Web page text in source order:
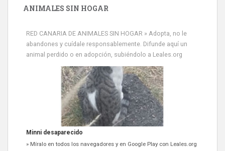
ANIMALES SIN HOGAR
RED CANARIA DE ANIMALES SIN HOGAR » Adopta, no le
abandones y cuídale responsablemente. Difunde aquí un
animal perdido o en adopción, subiéndolo a Leales.org
Leales.org » Gran Canaria
9.7.2025
Siami Perdida
Se llama Siami,es hembra de 4 años,esterilizada con marca de